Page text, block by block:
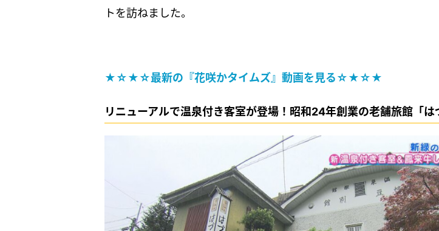
トを訪ねました。
★☆★☆最新の『花咲かタイムズ』動画を見る☆★☆★
リニューアルで温泉付き客室が登場！昭和24年創業の老舗旅館「は